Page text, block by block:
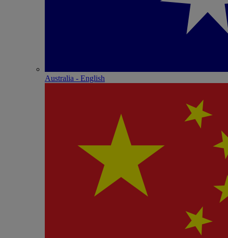
Australia - English